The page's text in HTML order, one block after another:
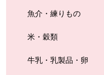
魚介・練りもの
米・穀類
牛乳・乳製品・卵